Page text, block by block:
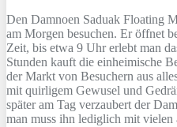
Den Damnoen Saduak Floating
am Morgen besuchen. Er öffnet
Zeit, bis etwa 9 Uhr erlebt man
Stunden kauft die einheimische
der Markt von Besuchern aus
mit quirligem Gewusel und
später am Tag verzaubert der
man muss ihn lediglich mit vielen